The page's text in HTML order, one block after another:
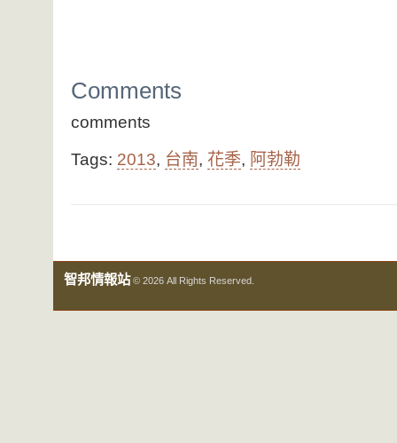
Comments
comments
Tags: 2013, 台南, 花季, 阿勃勒
智邦情報站© 2026 All Rights Reserved.